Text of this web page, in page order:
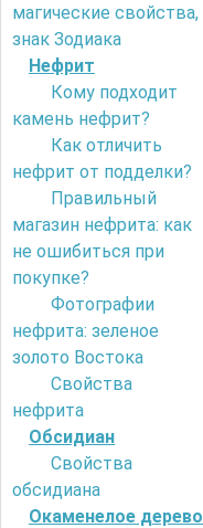
магические свойства,
знак Зодиака
Нефрит
Кому подходит
камень нефрит?
Как отличить
нефрит от подделки?
Правильный
магазин нефрита: как
не ошибиться при
покупке?
Фотографии
нефрита: зеленое
золото Востока
Свойства
нефрита
Обсидиан
Свойства
обсидиана
Окаменелое дерево